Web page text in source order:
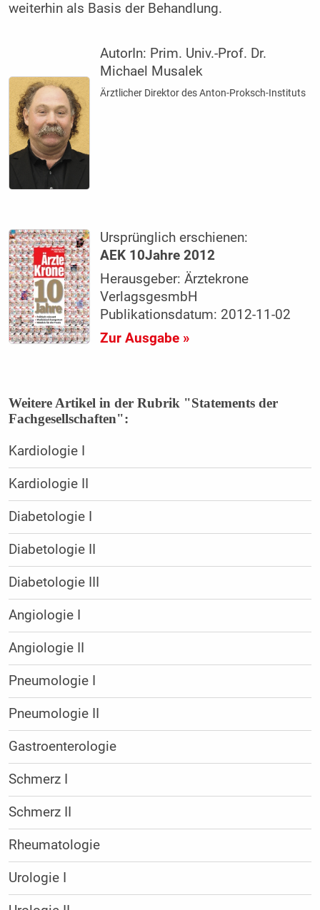
weiterhin als Basis der Behandlung.
AutorIn: Prim. Univ.-Prof. Dr.
Michael Musalek
Ärztlicher Direktor des Anton-Proksch-Instituts
Ursprünglich erschienen:
AEK 10Jahre 2012
Herausgeber: Ärztekrone
VerlagsgesmbH
Publikationsdatum: 2012-11-02
Zur Ausgabe »
Weitere Artikel in der Rubrik "Statements der
Fachgesellschaften":
Kardiologie I
Kardiologie II
Diabetologie I
Diabetologie II
Diabetologie III
Angiologie I
Angiologie II
Pneumologie I
Pneumologie II
Gastroenterologie
Schmerz I
Schmerz II
Rheumatologie
Urologie I